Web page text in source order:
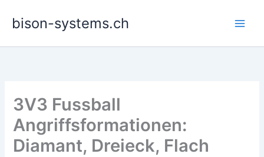
bison-systems.ch
3V3 Fussball
Angriffsformationen:
Diamant, Dreieck, Flach